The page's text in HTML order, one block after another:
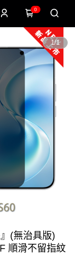
0
1/1
(無治具版)
順滑不留指紋